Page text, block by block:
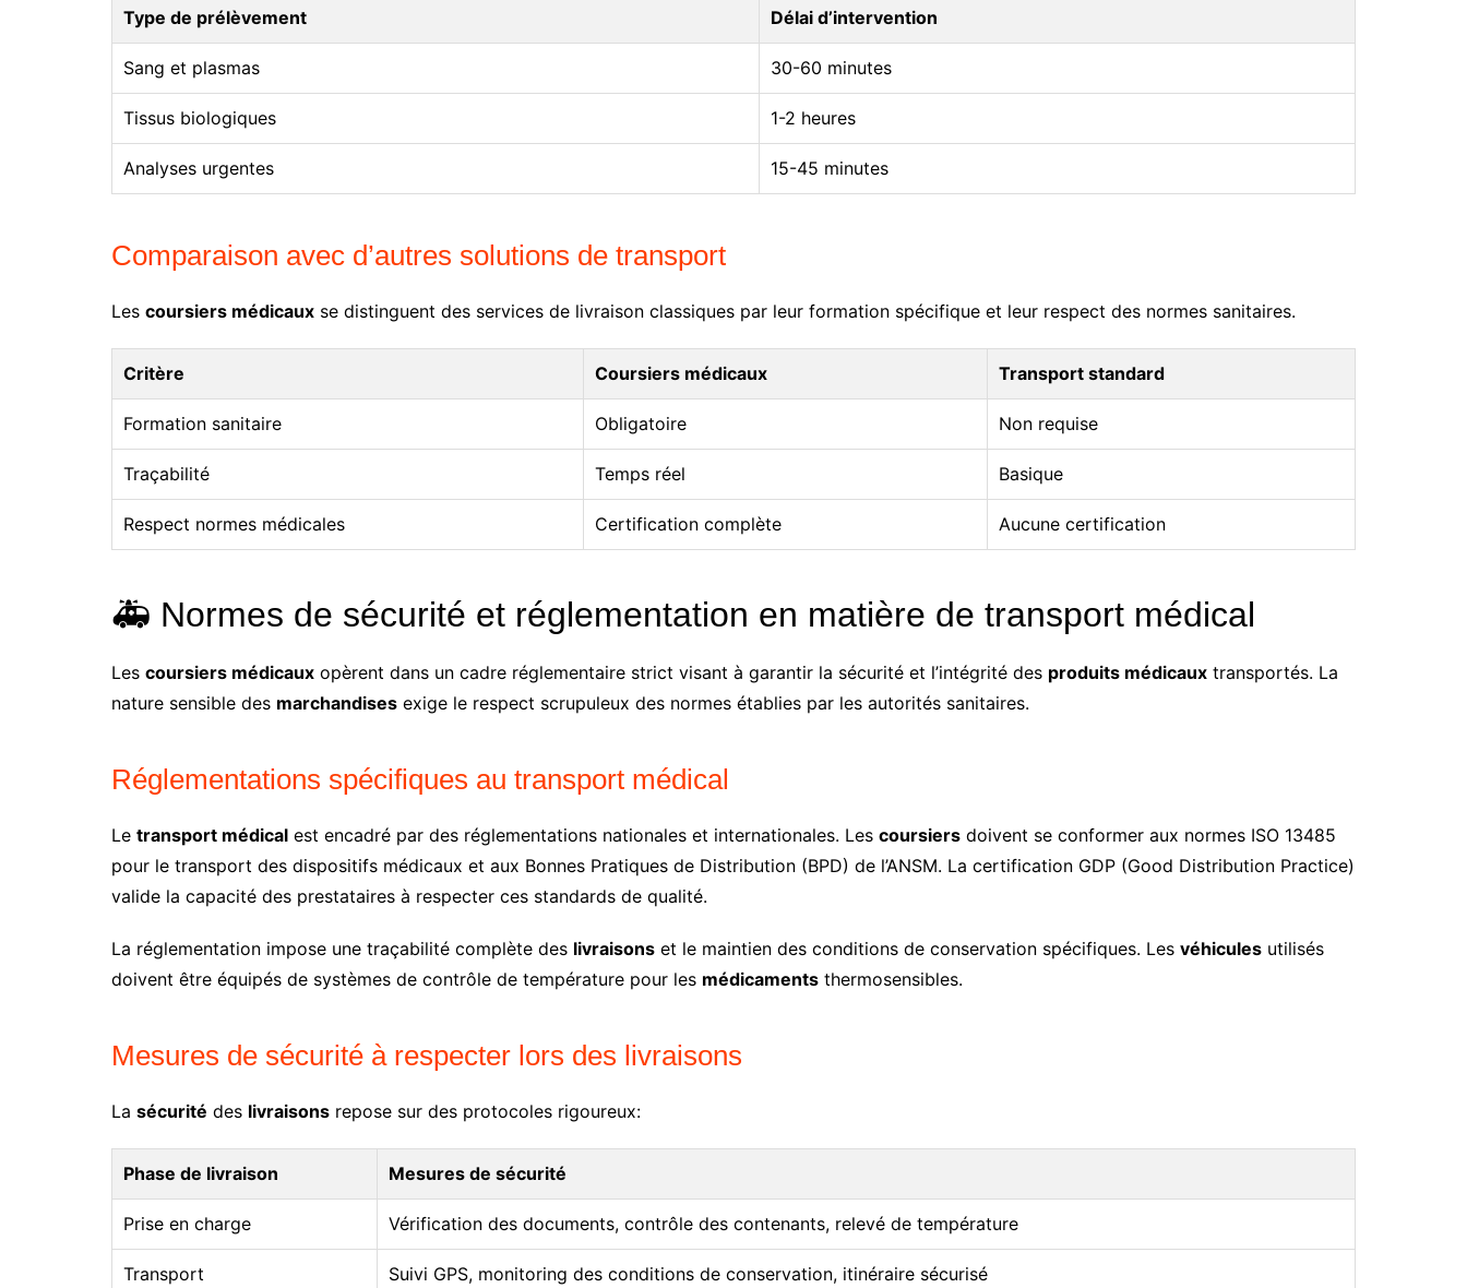
Type de prélèvement Délai d’intervention
Sang et plasmas 30-60 minutes
Tissus biologiques 1-2 heures
Analyses urgentes 15-45 minutes
Comparaison avec d’autres solutions de transport
Les coursiers médicaux se distinguent des services de livraison classiques par leur formation spécifique et leur respect des normes sanitaires.
Critère Coursiers médicaux Transport standard
Formation sanitaire Obligatoire Non requise
Traçabilité Temps réel Basique
Respect normes médicales Certification complète Aucune certification
🚑 Normes de sécurité et réglementation en matière de transport médical
Les coursiers médicaux opèrent dans un cadre réglementaire strict visant à garantir la sécurité et l’intégrité des produits médicaux transportés. La
nature sensible des marchandises exige le respect scrupuleux des normes établies par les autorités sanitaires.
Réglementations spécifiques au transport médical
Le transport médical est encadré par des réglementations nationales et internationales. Les coursiers doivent se conformer aux normes ISO 13485
pour le transport des dispositifs médicaux et aux Bonnes Pratiques de Distribution (BPD) de l’ANSM. La certification GDP (Good Distribution Practice)
valide la capacité des prestataires à respecter ces standards de qualité.
La réglementation impose une traçabilité complète des livraisons et le maintien des conditions de conservation spécifiques. Les véhicules utilisés
doivent être équipés de systèmes de contrôle de température pour les médicaments thermosensibles.
Mesures de sécurité à respecter lors des livraisons
La sécurité des livraisons repose sur des protocoles rigoureux:
Phase de livraison Mesures de sécurité
Prise en charge Vérification des documents, contrôle des contenants, relevé de température
Transport Suivi GPS, monitoring des conditions de conservation, itinéraire sécurisé